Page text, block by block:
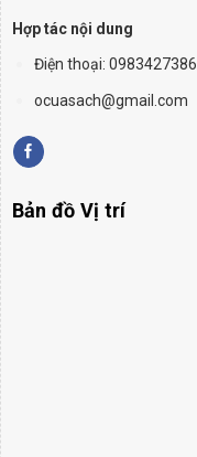
Hợp tác nội dung
Điện thoại: 0983427386
ocuasach@gmail.com
Bản đồ Vị trí